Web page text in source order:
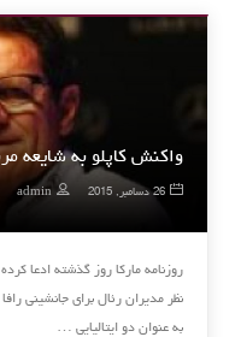
واکنش کاپلو به شایعه
26 دسامبر, 2015 admin
روزنامه مارکا روز گذشته ادعا
نظر مدیران رئال برای جانشینی
به عنوان دو ایتالیایی …